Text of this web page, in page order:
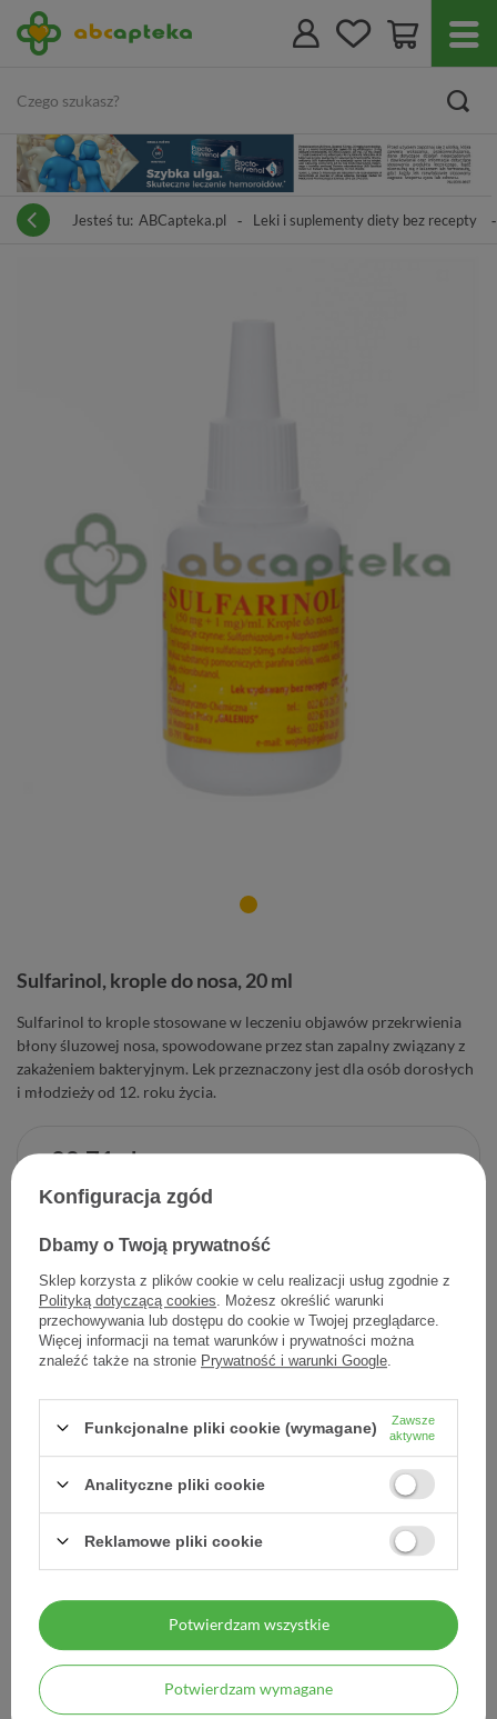
Jesteś tu: ABCapteka.pl Leki i suplementy diety bez recepty
Sulfarinol, krople do nosa, 20 ml
Sulfarinol to krople stosowane w leczeniu objawów przekrwienia
błony śluzowej nosa, spowodowane przez stan zapalny związany z
zakażeniem bakteryjnym. Lek przeznaczony jest dla osób dorosłych
i młodzieży od 12. roku życia.
28,71 zł
Cena jednostkowa1,44 zł / szt.
- + Dodaj do koszyka
Dodaj do listy zakupowej
Kod produktu:5909990332113
DARMOWA DOSTAWA
DOŚWIADCZENIE
Legalna apteka od 2006 r.
Konfiguracja zgód
Dbamy o Twoją prywatność
Sklep korzysta z plików cookie w celu realizacji usług zgodnie z
Polityką dotyczącą cookies . Możesz określić warunki
przechowywania lub dostępu do cookie w Twojej przeglądarce.
Więcej informacji na temat warunków i prywatności można
znaleźć także na stronie Prywatność i warunki Google
Funkcjonalne pliki cookie (wymagane)
Zawsze
aktywne
Analityczne pliki cookie
Reklamowe pliki cookie
Potwierdzam wymagane
Potwierdzam wszystkie